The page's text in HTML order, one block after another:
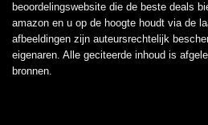
beoordelingswebsite die de beste deals
amazon en u op de hoogte houdt via de
afbeeldingen zijn auteursrechtelijk
eigenaren. Alle geciteerde inhoud is
bronnen.